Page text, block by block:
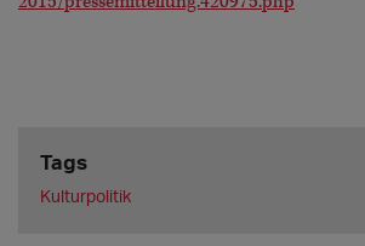
Tags
Kulturpolitik